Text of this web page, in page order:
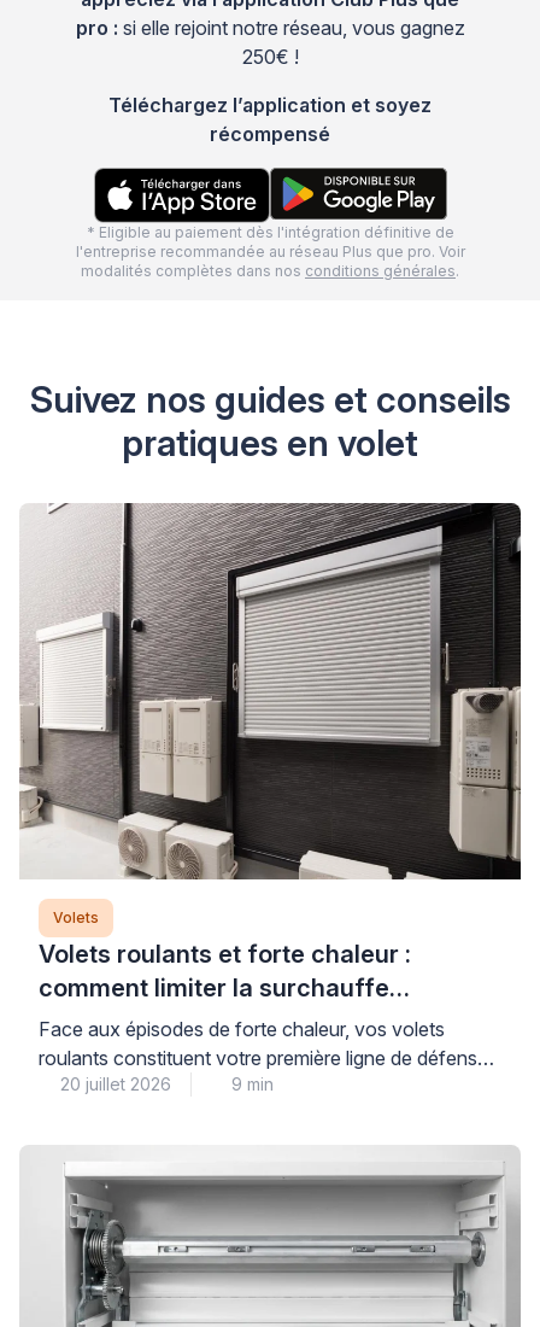
pro : si elle rejoint notre réseau, vous gagnez
250€ !
Téléchargez l’application et soyez
récompensé
* Eligible au paiement dès l'intégration définitive de
l'entreprise recommandée au réseau Plus que pro. Voir
modalités complètes dans nos conditions générales.
Suivez nos guides et conseils
pratiques en volet
Volets
Volets roulants et forte chaleur :
comment limiter la surchauffe
efficacement
Face aux épisodes de forte chaleur, vos volets
roulants constituent votre première ligne de défense,
à condition de bien les choisir et de les utiliser
réellement performante repose sur trois piliers : des
équipements aux matériaux et couleurs adaptés, une
stratégie d’ouverture-fermeture maîtrisée, et souvent
l’association avec des protections […]
20 juillet 2026 9 min